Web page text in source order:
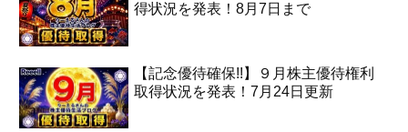
得状況を発表！8月7日まで
【記念優待確保!!】９月株主優待権利
取得状況を発表！7月24日更新